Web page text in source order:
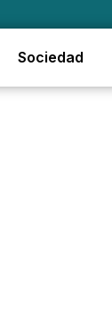
Sociedad